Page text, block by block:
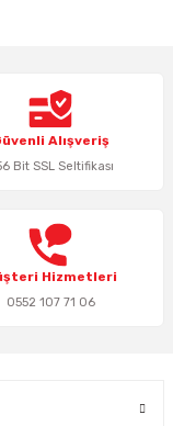
Alışveriş
Bit SSL Seltifikası
Hizmetleri
0552 107 71 06